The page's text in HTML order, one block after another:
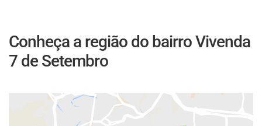
Conheça a região do bairro Vivenda
7 de Setembro